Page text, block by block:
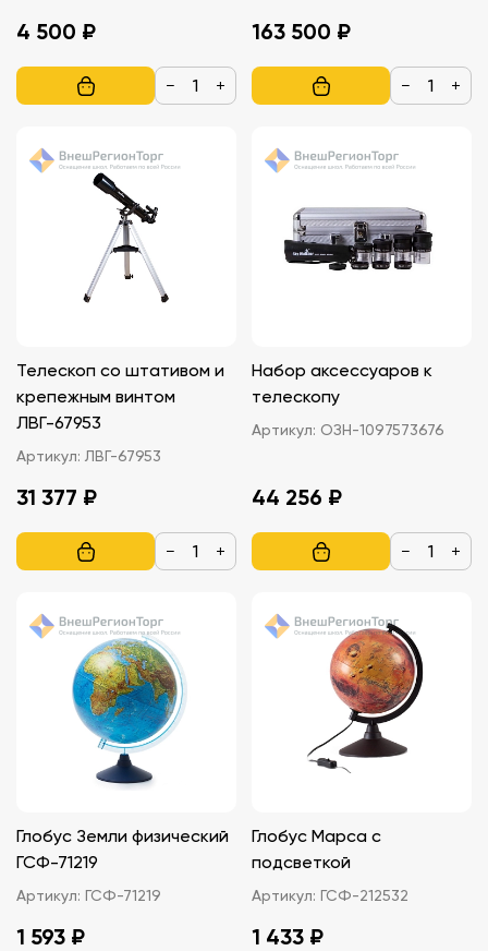
4 500 ₽
− +
163 500 ₽
− +
Телескоп со штативом и
крепежным винтом
ЛВГ-67953
Артикул: ЛВГ-67953
31 377 ₽
− +
Набор аксессуаров к
телескопу
Артикул: ОЗН-1097573676
44 256 ₽
− +
Глобус Земли физический
ГСФ-71219
Артикул: ГСФ-71219
1 593 ₽
Глобус Марса с
подсветкой
Артикул: ГСФ-212532
1 433 ₽